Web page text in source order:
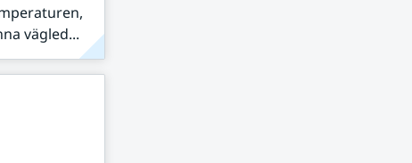
vägled...